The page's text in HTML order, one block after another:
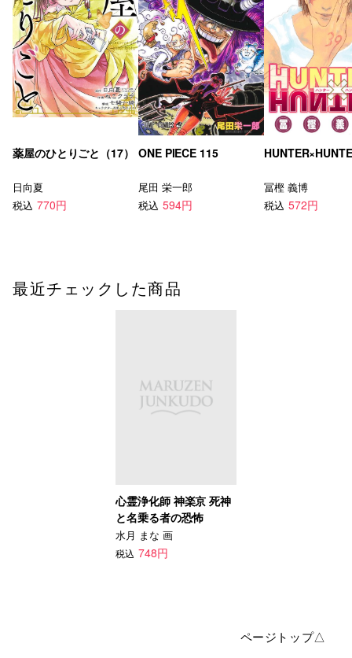
薬屋のひとりごと（17）
日向夏
税込 770円
ONE PIECE 115
尾田 栄一郎
税込 594円
冨樫 義博
税込 572円
最近チェックした商品
心霊浄化師 神楽京 死神
と名乗る者の恐怖
水月 まな 画
税込 748円
ページトップ△